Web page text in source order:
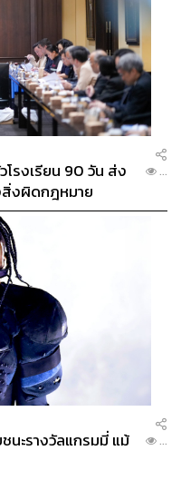
กระเป๋าหนึ่งใบที่
โรงเรียน 90 วัน ส่ง
งผิดกฎหมาย
...
นะรางวัลแกรมมี่ แม้
...